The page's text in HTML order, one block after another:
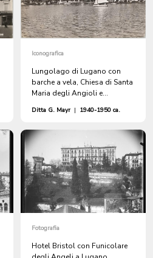
Iconografica
Lungolago di Lugano con
barche a vela, Chiesa di Santa
Maria degli Angioli e
Ditta G. Mayr | 1940-1950 ca.
Fotografia
Hotel Bristol con Funicolare